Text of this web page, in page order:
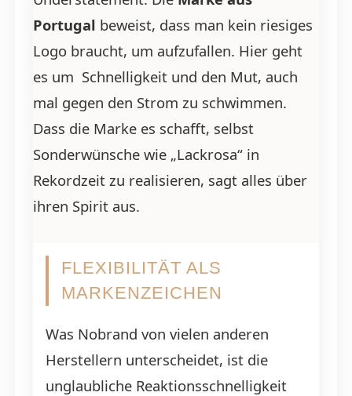
Portugal beweist, dass man kein riesiges
Logo braucht, um aufzufallen. Hier geht
es um Schnelligkeit und den Mut, auch
mal gegen den Strom zu schwimmen.
Dass die Marke es schafft, selbst
Sonderwünsche wie „Lackrosa“ in
Rekordzeit zu realisieren, sagt alles über
ihren Spirit aus.
FLEXIBILITÄT ALS
MARKENZEICHEN
Was Nobrand von vielen anderen
Herstellern unterscheidet, ist die
unglaubliche Reaktionsschnelligkeit